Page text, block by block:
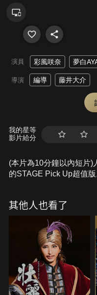
演員 彩風咲奈 夢白
導演 編導 藤井大介
我的星等
影片給分
(本片為10分鐘以內短片)
的STAGE Pick Up超值
舞步的場景！
其他人也看了